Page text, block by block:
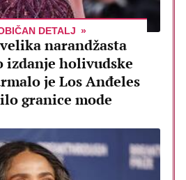
DETALJ
narandžasta
izdanje holivudske
je Los Anđeles
granice mode